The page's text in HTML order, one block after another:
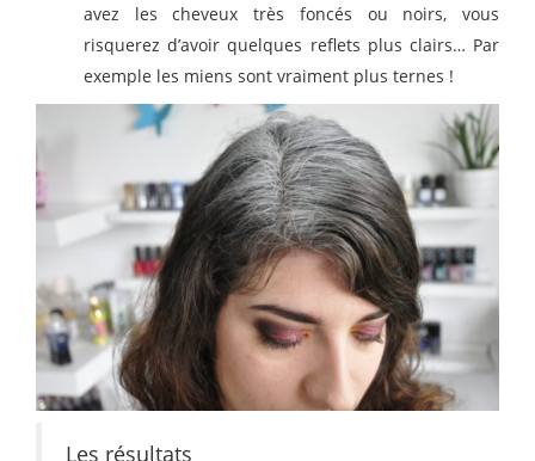
avez les cheveux très foncés ou noirs, vous
risquerez d’avoir quelques reflets plus clairs… Par
exemple les miens sont vraiment plus ternes !
Les résultats